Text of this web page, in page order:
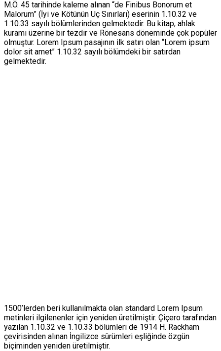
M.Ö. 45 tarihinde kaleme alınan “de Finibus Bonorum et
Malorum” (İyi ve Kötünün Uç Sınırları) eserinin 1.10.32 ve
1.10.33 sayılı bölümlerinden gelmektedir. Bu kitap, ahlak
kuramı üzerine bir tezdir ve Rönesans döneminde çok popüler
olmuştur. Lorem Ipsum pasajının ilk satırı olan “Lorem ipsum
dolor sit amet” 1.10.32 sayılı bölümdeki bir satırdan
gelmektedir.
1500’lerden beri kullanılmakta olan standard Lorem Ipsum
metinleri ilgilenenler için yeniden üretilmiştir. Çiçero tarafından
yazılan 1.10.32 ve 1.10.33 bölümleri de 1914 H. Rackham
çevirisinden alınan İngilizce sürümleri eşliğinde özgün
biçiminden yeniden üretilmiştir.